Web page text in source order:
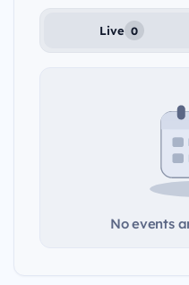
Live 0
No events